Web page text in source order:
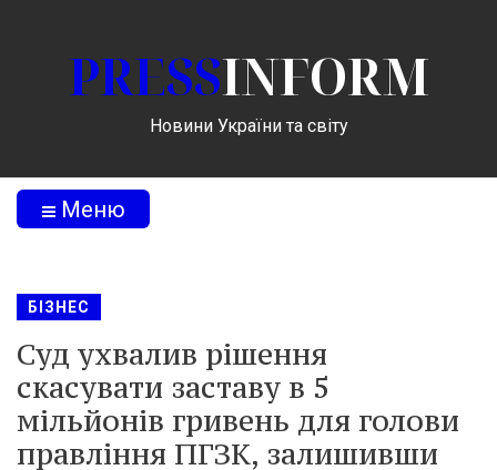
PRESSINFORM
Новини України та світу
Меню
БІЗНЕС
Суд ухвалив рішення
скасувати заставу в 5
мільйонів гривень для голови
правління ПГЗК, залишивши